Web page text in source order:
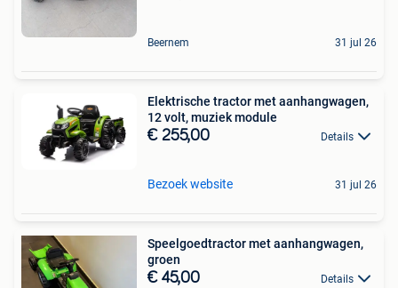
Beernem 31 jul 26
Elektrische tractor met aanhangwagen,
12 volt, muziek module
€ 255,00 Details
Bezoek website 31 jul 26
Speelgoedtractor met aanhangwagen,
groen
€ 45,00 Details